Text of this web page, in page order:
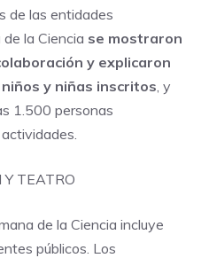
de las entidades
la Ciencia se mostraron
y explicaron
y niñas inscritos , y
1.500 personas
Y TEATRO
de la Ciencia incluye
públicos. Los